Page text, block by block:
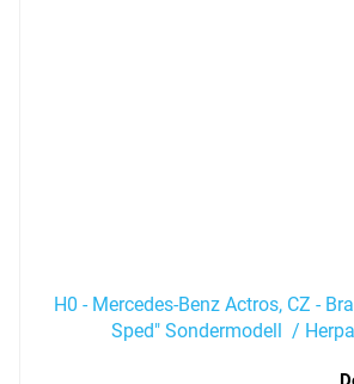
H0 - Mercedes-Benz Actros, CZ -
Sped" Sondermodell /